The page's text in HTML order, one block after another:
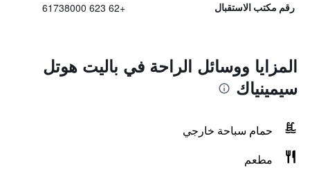
رقم مكتب الاستقبال +62 623 61738000
المزايا ووسائل الراحة في باليت هوتل
سيمينياك
حمام سباحة خارجي
مطعم